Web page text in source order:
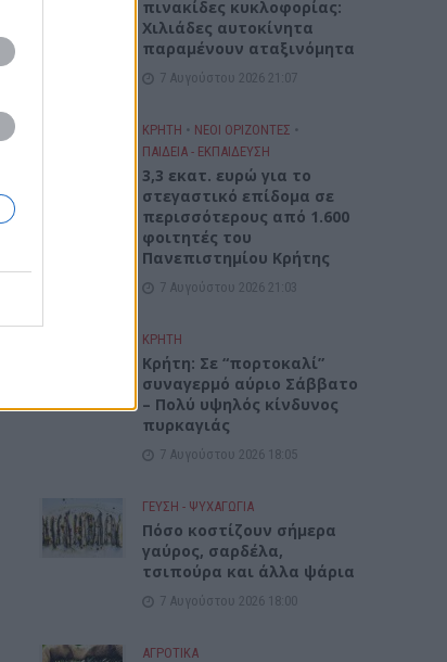
πινακίδες κυκλοφορίας:
Χιλιάδες αυτοκίνητα
παραμένουν αταξινόμητα
7 Αυγούστου 2026 21:07
ΚΡΗΤΗ • ΝΕΟΙ ΟΡΙΖΟΝΤΕΣ •
ΠΑΙΔΕΙΑ - ΕΚΠΑΙΔΕΥΣΗ
3,3 εκατ. ευρώ για το
στεγαστικό επίδομα σε
περισσότερους από 1.600
φοιτητές του
Πανεπιστημίου Κρήτης
7 Αυγούστου 2026 21:03
ΚΡΗΤΗ
Κρήτη: Σε “πορτοκαλί”
συναγερμό αύριο Σάββατο
– Πολύ υψηλός κίνδυνος
πυρκαγιάς
7 Αυγούστου 2026 18:05
ΓΕΎΣΗ - ΨΥΧΑΓΩΓΊΑ
Πόσο κοστίζουν σήμερα
γαύρος, σαρδέλα,
τσιπούρα και άλλα ψάρια
7 Αυγούστου 2026 18:00
ΑΓΡΟΤΙΚΑ